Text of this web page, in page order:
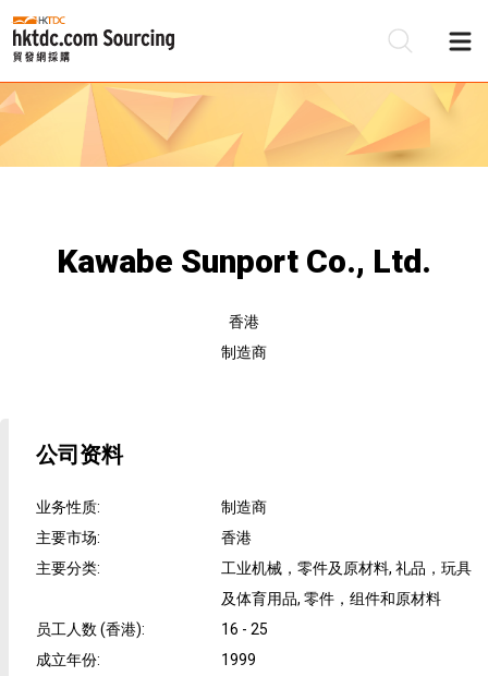
Kawabe Sunport Co., Ltd.
香港
制造商
公司资料
业务性质:
制造商
主要市场:
香港
主要分类:
工业机械，零件及原材料, 礼品，玩具
及体育用品, 零件，组件和原材料
员工人数 (香港):
16 - 25
成立年份: 1999